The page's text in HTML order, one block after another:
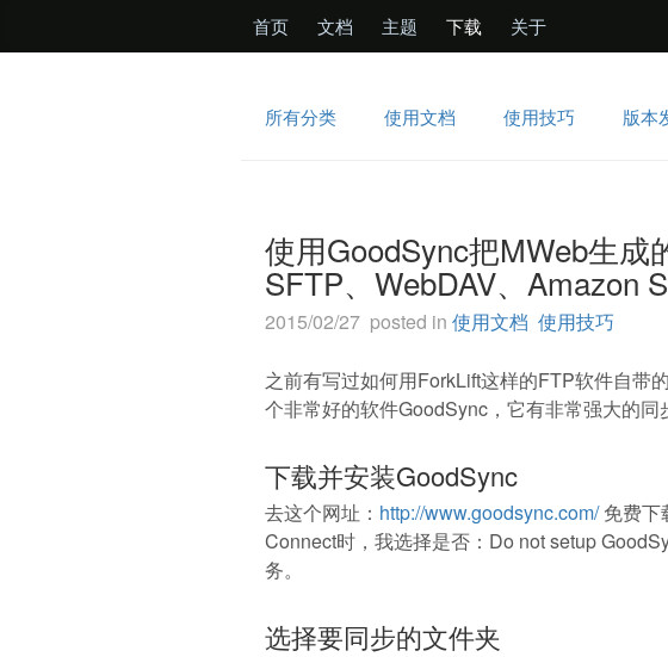
首页 文档 主题 下载 关于
所有分类 使用文档 使用技巧 版本
使用GoodSync把MWeb生成
SFTP、WebDAV、Amazon
2015/02/27 posted in 使用文档 使用技巧
之前有写过如何用ForkLift这样的FTP软件自带
个非常好的软件GoodSync，它有非常强大的同
下载并安装GoodSync
去这个网址： http://www.goodsync.com/免费下
Connect时，我选择是否：Do not setup
务。
选择要同步的文件夹